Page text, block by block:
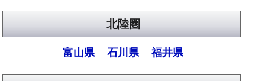
北陸圏
富山県 石川県 福井県